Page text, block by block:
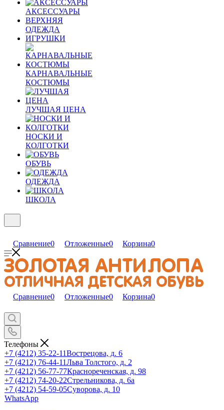
АКСЕССУАРЫ
ВЕРХНЯЯ
ОДЕЖДА
ИГРУШКИ
КАРНАВАЛЬНЫЕ
КОСТЮМЫ
ЛУЧШАЯ ЦЕНА
НОСКИ И
КОЛГОТКИ
ОБУВЬ
ОДЕЖДА
ШКОЛА
Сравнение0 Отложенные0 Корзина0
Сравнение0 Отложенные0 Корзина0
Телефоны
+7 (4212) 35-22-11Вострецова, д. 6
+7 (4212) 76-44-11Льва Толстого, д. 2
+7 (4212) 56-77-77Краснореченская, д. 98
+7 (4212) 74-20-22Стрельникова, д. 6а
+7 (4212) 54-59-05Суворова, д. 10
WhatsApp